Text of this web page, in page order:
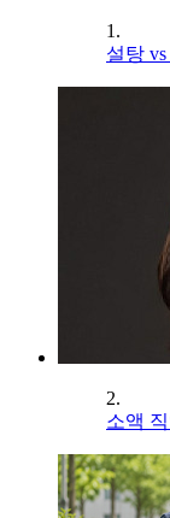
1.
설탕
2.
소액